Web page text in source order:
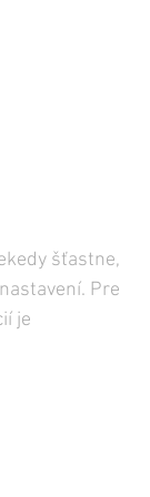
šťastne,
Pre
je